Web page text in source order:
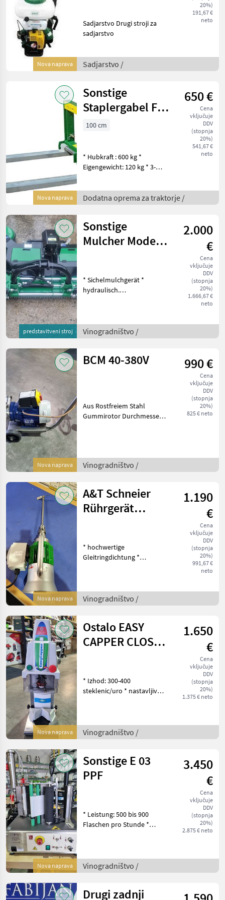
Nova naprava
20%)
191,67 €
neto
Sadjarstvo Drugi stroji za
sadjarstvo
Sadjarstvo /
Nova naprava
Sonstige
Staplergabel FT
600
650 €
Cena
vključuje
DDV
(stopnja
20%)
541,67 €
neto
100 cm
* Hubkraft : 600 kg *
Eigengewicht: 120 kg * 3-
Gabelbreite 10cm * Gabeln
klappbar und
oprema
Dodatna oprema za traktorje /
predstavitveni stroj
Sonstige
Mulcher Modell
2.000
€
Cena
vključuje
DDV
(stopnja
20%)
1.666,67 €
neto
* Sichelmulchgerät *
hydraulisch.
Mulcharm, einstellbar. *
Arbeitsbreite: 145 cm *
K
Vinogradništvo /
Nova naprava
BCM 40-380V 990 €
Cena
vključuje
DDV
(stopnja
20%)
825 € neto
Aus Rostfreiem Stahl
Gummirotor Durchmesser
Gewicht: 20 kg
Vinogradništv
Vinogradništvo /
Nova naprava
A&T Schneier
Rührgerät
1.190
€
Cena
vključuje
DDV
(stopnja
20%)
991,67 €
neto
* hochwertige
Gleitringdichtung *
Behälter bis 15000 l *
Motor: 400V/0, 37 kW *
Vinogradništvo /
Nova naprava
Ostalo EASY
CAPPER CLOSER
1.650
€
Cena
vključuje
DDV
(stopnja
20%)
1.375 € neto
* Izhod: 300-400
steklenic/uro * nastavljiva
mm * Teža: 18 kg
Vinogradništvo
Vinogradništvo /
Nova naprava
Sonstige E 03
PPF
3.450
€
Cena
vključuje
DDV
(stopnja
20%)
2.875 € neto
* Leistung: 500 bis 900
Flaschen pro Stunde *
Walzen: 210 mm *
Anschlussleistung: 0, 2 kW *
Vinogradništvo /
Drugi zadnji